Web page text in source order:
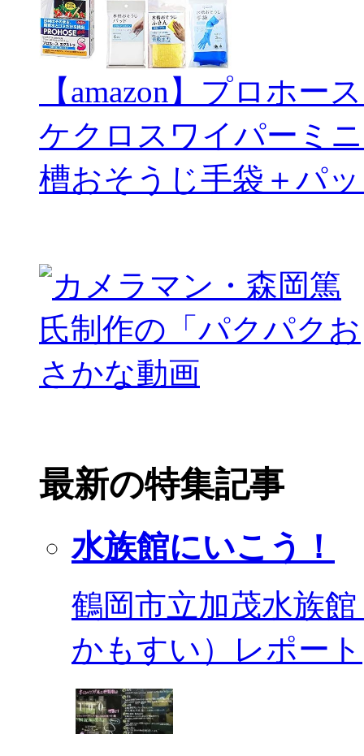
【amazon】プロホー
ケクロスワイパーミ
槽おそうじ手袋＋パ
最新の特集記事
水族館にいこう！
鶴岡市立加茂水族
かもすい）レポート